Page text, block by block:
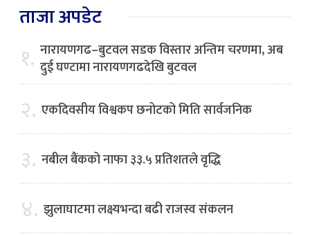
ताजा अपडेट
१. नारायणगढ–बुटवल सडक विस्तार अन्तिम चरणमा, अब
दुई घण्टामा नारायणगढदेखि बुटवल
२. एकदिवसीय विश्वकप छनोटको मिति सार्वजनिक
३. नबील बैंकको नाफा ३३.५ प्रतिशतले वृद्धि
४. झुलाघाटमा लक्ष्यभन्दा बढी राजस्व संकलन